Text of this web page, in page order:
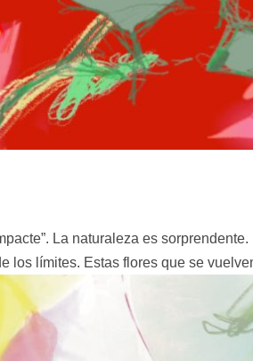
La naturaleza es
los límites. Estas flores que se